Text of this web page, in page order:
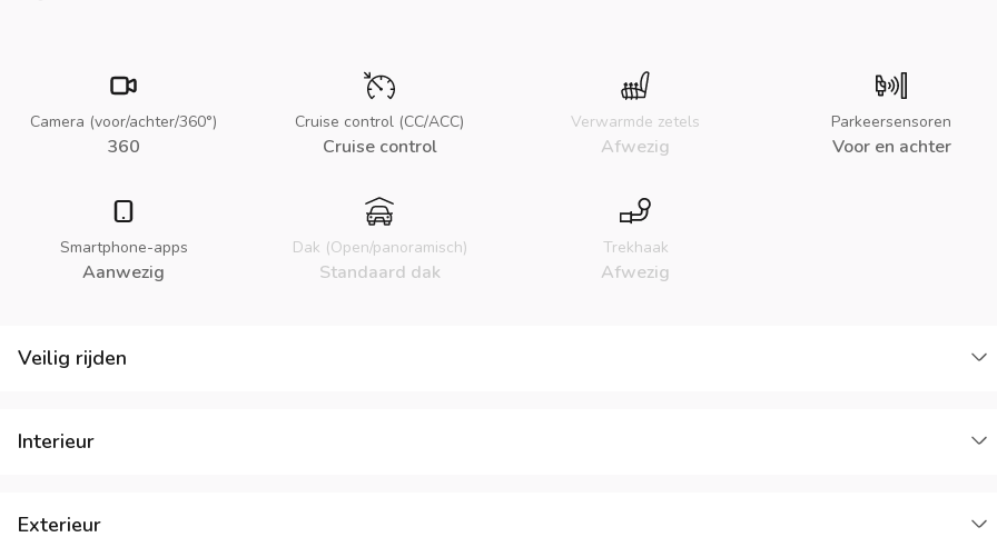
Camera (voor/achter/360°)
360
Cruise control (CC/ACC)
Cruise control
Verwarmde zetels
Afwezig
Parkeersensoren
Voor en achter
Smartphone-apps
Aanwezig
Dak (Open/panoramisch)
Standaard dak
Trekhaak
Afwezig
Veilig rijden
Interieur
Exterieur